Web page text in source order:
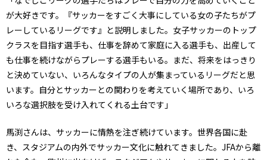
が大好きです。『サッカーをすごく大事にしている女の子たちがプ
レーしているリーグです』と説明しました。女子サッカーのトップ
クラスを目指す選手も、仕事を辞めて家庭に入る選手も、出産して
も仕事を続けながらプレーする選手もいる。まだ、将来をはっきり
と決めていない、いろんなタイプの人が集まっているリーグだと思
います。自分とサッカーとの関わりを考えていく場所であり、いろ
いろな選択肢を受け入れてくれる土台です」
馬渕さんは、サッカーに情熱を注ぎ続けています。世界各国に赴
き、スタジアムの内外でサッカー文化に触れてきました。JFAから離